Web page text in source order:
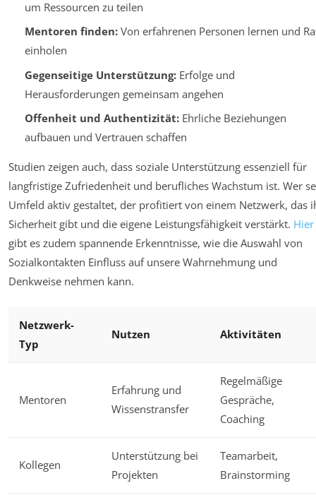
um Ressourcen zu teilen
Mentoren finden:Von erfahrenen Personen lernen und
einholen
Gegenseitige Unterstützung:Erfolge und
Herausforderungen gemeinsam angehen
Offenheit und Authentizität:Ehrliche Beziehungen
aufbauen und Vertrauen schaffen
Studien zeigen auch, dass soziale Unterstützung essenziell für
langfristige Zufriedenheit und berufliches Wachstum ist. Wer
Umfeld aktiv gestaltet, der profitiert von einem Netzwerk, das
Sicherheit gibt und die eigene Leistungsfähigkeit verstärkt. Hier
gibt es zudem spannende Erkenntnisse, wie die Auswahl von
Sozialkontakten Einfluss auf unsere Wahrnehmung und
Denkweise nehmen kann.
Netzwerk-
Typ
Nutzen Aktivitäten
Mentoren
Erfahrung und
Wissenstransfer
Regelmäßige
Gespräche,
Coaching
Kollegen
Unterstützung bei
Projekten
Teamarbeit,
Brainstorming